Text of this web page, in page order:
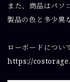
また、商品はパソ
製品の色と多少異
ローボードについ
https://